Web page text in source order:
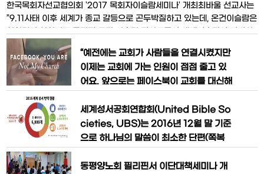
다”고 밝혔다. 권혁무 와부조안행
통해 별내희망케어센터에 동절기 취약계
층의 따뜻한 겨울을 위한 백미 2,870kg
백미는 크리스마스를 맞아 나눔을 실천하
기 위해 교인들이 정성을 모
한국목회자선교협의회 '2017 목회자이슬람세미나' 개최최바울 선교사는
”9.11사태 이후 세계가 종교 갈등으로 곤두박질하고 있는데, 온건이슬람은
영향력이 약화되고 급진적 무장 이슬람 전사그룹이 세계이슬람의 리더십
을 장악하기에 이르렀다“면서 ”이란 호메이니 혁명이후 이슬람급진세력은
자신감을 확보하고 국제이슬람운동에 박차를 가하고 있다“고 전했다.특히
최 선교사는 ”이슬람 무장 세력이 경쟁적으로 글로벌
“예전에는 교회가 사람들을 연결시켰지만
이제는 교회에 가는 인원이 점점 줄고 있
어요. 앞으로는 페이스북이 교회를 대신해
될 겁니다.”주인공은 에린 데이비스라는
분입니다. 미국에서 크리스천 작가와 블로
거로 왕성하게 활동하는 유명인이라는군
이름은 에린’ 시리즈나 ‘연결하세요, 아름
세계성서공회연합회(United Bible So
cieties, UBS)는 2016년 12월 말 기준
으로 하나님의 말씀이 최소한 단편(쪽복
개에 이른다고 발표하였다. 또한 끊임없이
동평양노회 필리핀서 이단대책세미나 개